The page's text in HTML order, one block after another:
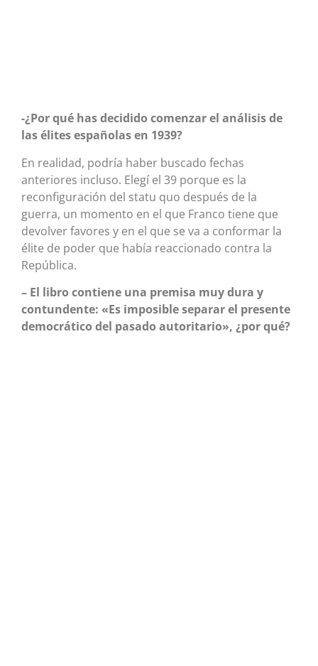
-¿Por qué has decidido comenzar el análisis de
las élites españolas en 1939?
En realidad, podría haber buscado fechas
anteriores incluso. Elegí el 39 porque es la
reconfiguración del statu quo después de la
guerra, un momento en el que Franco tiene que
devolver favores y en el que se va a conformar la
élite de poder que había reaccionado contra la
República.
– El libro contiene una premisa muy dura y
contundente: «Es imposible separar el presente
democrático del pasado autoritario», ¿por qué?